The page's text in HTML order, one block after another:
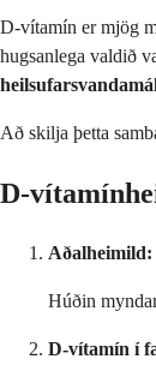
D-vítamín er mjög
hugsanlega valdið
Að skilja þetta
D-
Aðalheimild:
Húðin
D-vítamín í